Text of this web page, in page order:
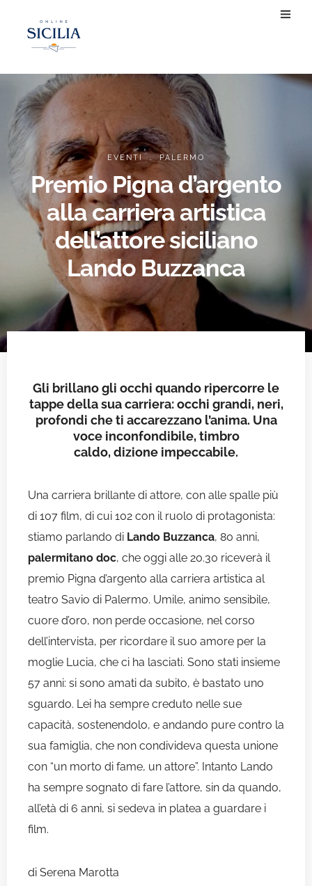
EVENTI.PALERMO
Premio Pigna d’argento
alla carriera artistica
dell’attore siciliano
Lando Buzzanca
Gli brillano gli occhi quando ripercorre le
tappe della sua carriera: occhi grandi, neri,
profondi che ti accarezzano l’anima. Una
voce inconfondibile, timbro
caldo, dizione impeccabile.
Una carriera brillante di attore, con alle spalle più
di 107 film, di cui 102 con il ruolo di protagonista:
stiamo parlando di Lando Buzzanca, 80 anni,
palermitano doc, che oggi alle 20.30 riceverà il
premio Pigna d’argento alla carriera artistica al
teatro Savio di Palermo. Umile, animo sensibile,
cuore d’oro, non perde occasione, nel corso
dell’intervista, per ricordare il suo amore per la
moglie Lucia, che ci ha lasciati. Sono stati insieme
57 anni: si sono amati da subito, è bastato uno
sguardo. Lei ha sempre creduto nelle sue
capacità, sostenendolo, e andando pure contro la
sua famiglia, che non condivideva questa unione
con “un morto di fame, un attore”. Intanto Lando
ha sempre sognato di fare l’attore, sin da quando,
all’età di 6 anni, si sedeva in platea a guardare i
film.
di Serena Marotta